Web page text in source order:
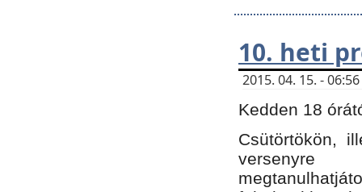
10. heti
2015. 04. 15. -
Kedden 18
Csütörtökön,
versenyre